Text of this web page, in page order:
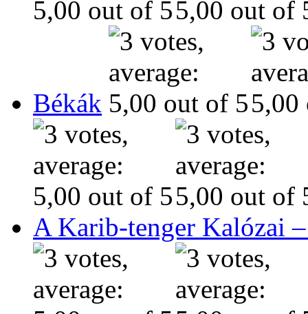
Békák
A Karib-tenger Kalózai